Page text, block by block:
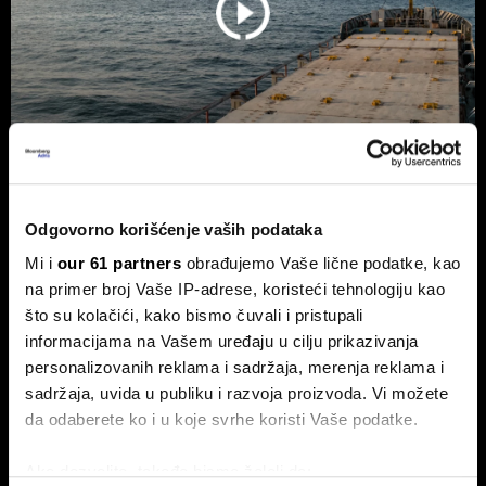
Odgovorno korišćenje vaših podataka
Mi i our 61 partners obrađujemo Vaše lične podatke, kao
na primer broj Vaše IP-adrese, koristeći tehnologiju kao
što su kolačići, kako bismo čuvali i pristupali
informacijama na Vašem uređaju u cilju prikazivanja
personalizovanih reklama i sadržaja, merenja reklama i
sadržaja, uvida u publiku i razvoja proizvoda. Vi možete
da odaberete ko i u koje svrhe koristi Vaše podatke.
Trump odustao od naknade od 20
odsto za saobraćaj kroz Ormuski
moreuz
Predsednik SAD Donald Trump odustao je od plana da
uvede naknadu od 20 odsto na teret koji prolazi kroz
Ormuski moreuz, nakon što su saveznici Vašingtona iz
zemalja Persijskog zaliva zatražili da odustane od toga.